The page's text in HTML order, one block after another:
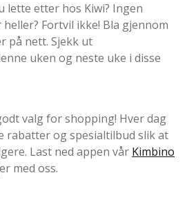
lette etter hos Kiwi? Ingen
Fortvil ikke! Bla gjennom
på nett. Sjekk ut
uken og neste uke i disse
valg for shopping! Hver dag
rabatter og spesialtilbud slik at
Last ned appen vår Kimbino
med oss.